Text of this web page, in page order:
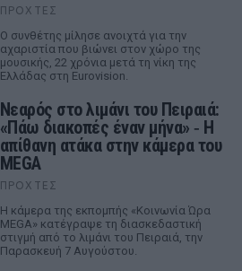
ΠΡΟΧΤΈΣ
Ο συνθέτης μίλησε ανοιχτά για την
αχαριστία που βιώνει στον χώρο της
μουσικής, 22 χρόνια μετά τη νίκη της
Ελλάδας στη Eurovision.
Νεαρός στο λιμάνι του Πειραιά:
«Πάω διακοπές έναν μήνα» ‑ Η
απίθανη ατάκα στην κάμερα του
MEGA
ΠΡΟΧΤΈΣ
Η κάμερα της εκπομπής «Κοινωνία Ώρα
MEGA» κατέγραψε τη διασκεδαστική
στιγμή από το λιμάνι του Πειραιά, την
Παρασκευή 7 Αυγούστου.